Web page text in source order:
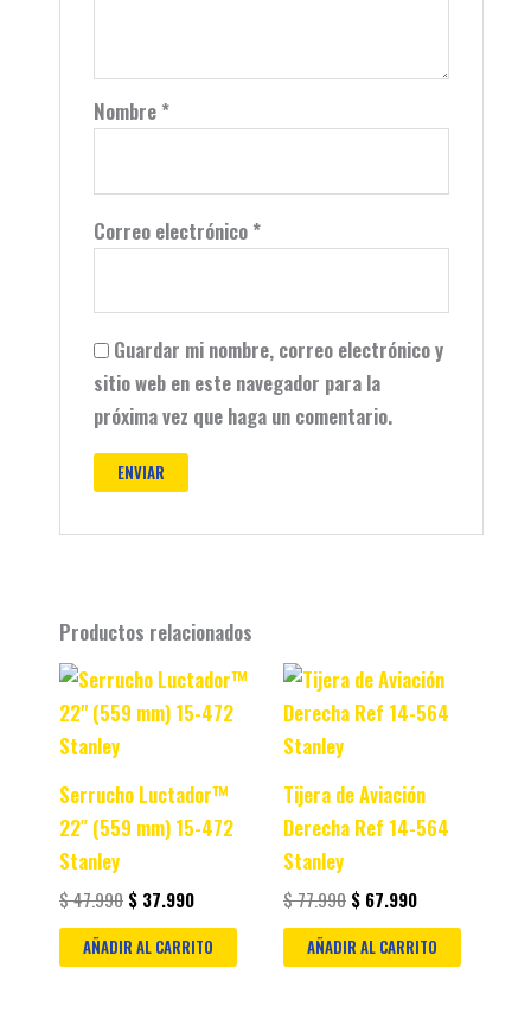
Nombre *
Correo electrónico *
Guardar mi nombre, correo electrónico y
sitio web en este navegador para la
próxima vez que haga un comentario.
Productos relacionados
Serrucho Luctador™
22″ (559 mm) 15-472
Stanley
$47.990
Original
price
was:
$ 37.990
Current
price
is:
AÑADIR AL CARRITO
Tijera de Aviación
Derecha Ref 14-564
Stanley
$77.990
Original
price
was:
$ 67.990
Current
price
is:
AÑADIR AL CARRITO